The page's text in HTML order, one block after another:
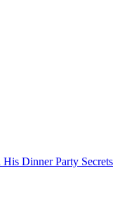
Dinner Party Secrets